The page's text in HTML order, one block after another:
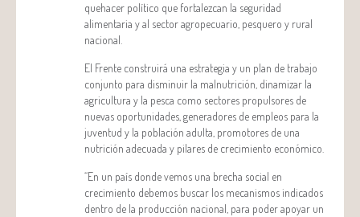
quehacer político que fortalezcan la seguridad
alimentaria y al sector agropecuario, pesquero y rural
nacional.
El Frente construirá una estrategia y un plan de trabajo
conjunto para disminuir la malnutrición, dinamizar la
agricultura y la pesca como sectores propulsores de
nuevas oportunidades, generadores de empleos para la
juventud y la población adulta, promotores de una
nutrición adecuada y pilares de crecimiento económico.
“En un país donde vemos una brecha social en
crecimiento debemos buscar los mecanismos indicados
dentro de la producción nacional, para poder apoyar un